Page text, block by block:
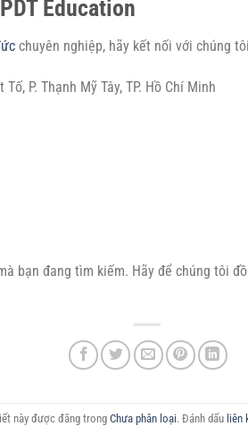
Education
chuyên nghiệp, hãy kết nối với chúng
P. Thạnh Mỹ Tây, TP. Hồ Chí Minh
bạn đang tìm kiếm. Hãy để chúng tôi
này được đăng trongChưa phân loại. Đánh dấu liên